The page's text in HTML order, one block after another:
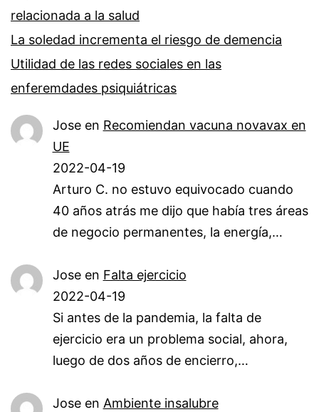
relacionada a la salud
La soledad incrementa el riesgo de demencia
Utilidad de las redes sociales en las
enferemdades psiquiátricas
Joseen Recomiendan vacuna novavax en
UE
2022-04-19
Arturo C. no estuvo equivocado cuando
40 años atrás me dijo que había tres áreas
de negocio permanentes, la energía,…
Joseen Falta ejercicio
2022-04-19
Si antes de la pandemia, la falta de
ejercicio era un problema social, ahora,
luego de dos años de encierro,…
Joseen Ambiente insalubre